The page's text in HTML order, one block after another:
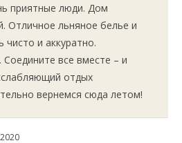
приятные люди. Дом
Отличное льняное белье и
чисто и аккуратно.
все вместе – и
отдых
вернемся сюда летом!